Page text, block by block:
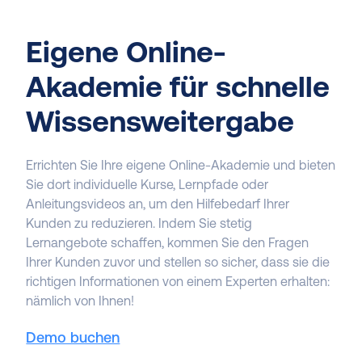
Eigene Online-
Akademie für schnelle
Wissensweitergabe
Errichten Sie Ihre eigene Online-Akademie und bieten
Sie dort individuelle Kurse, Lernpfade oder
Anleitungsvideos an, um den Hilfebedarf Ihrer
Kunden zu reduzieren. Indem Sie stetig
Lernangebote schaffen, kommen Sie den Fragen
Ihrer Kunden zuvor und stellen so sicher, dass sie die
richtigen Informationen von einem Experten erhalten:
nämlich von Ihnen!
Demo buchen